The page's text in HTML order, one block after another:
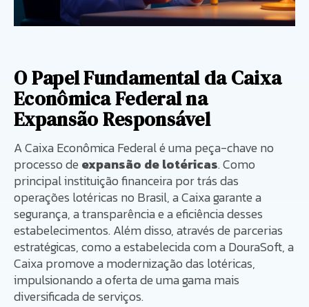
O Papel Fundamental da Caixa
Econômica Federal na
Expansão Responsável
A Caixa Econômica Federal é uma peça-chave no
processo deexpansão de lotéricas. Como
principal instituição financeira por trás das
operações lotéricas no Brasil, a Caixa garante a
segurança, a transparência e a eficiência desses
estabelecimentos. Além disso, através de parcerias
estratégicas, como a estabelecida com a DouraSoft, a
Caixa promove a modernização das lotéricas,
impulsionando a oferta de uma gama mais
diversificada de serviços.